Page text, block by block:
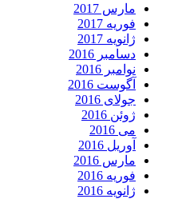
مارس 2017
فوریه 2017
ژانویه 2017
دسامبر 2016
نوامبر 2016
آگوست 2016
جولای 2016
ژوئن 2016
می 2016
آوریل 2016
مارس 2016
فوریه 2016
ژانویه 2016